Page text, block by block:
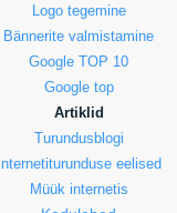
Logo tegemine
Bännerite valmistamine
Google TOP 10
Google top
Artiklid
Turundusblogi
Internetiturunduse eelised
Müük internetis